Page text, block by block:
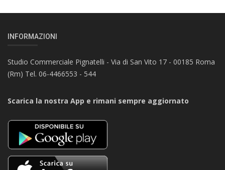
INFORMAZIONI
Studio Commerciale Pignatelli - Via di San Vito 17 - 00185 Roma
(Rm) Tel. 06-4466553 - 544
Scarica la nostra App e rimani sempre aggiornato